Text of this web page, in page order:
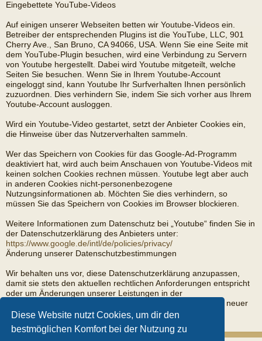
Diese Website nutzt Cookies, um dir den
bestmöglichen Komfort bei der Nutzung zu
Eingebettete YouTube-Videos
Auf einigen unserer Webseiten betten wir Youtube-Videos ein.
Betreiber der entsprechenden Plugins ist die YouTube, LLC, 901
Cherry Ave., San Bruno, CA 94066, USA. Wenn Sie eine Seite mit
dem YouTube-Plugin besuchen, wird eine Verbindung zu Servern
von Youtube hergestellt. Dabei wird Youtube mitgeteilt, welche
Seiten Sie besuchen. Wenn Sie in Ihrem Youtube-Account
eingeloggt sind, kann Youtube Ihr Surfverhalten Ihnen persönlich
zuzuordnen. Dies verhindern Sie, indem Sie sich vorher aus Ihrem
Youtube-Account ausloggen.
Wird ein Youtube-Video gestartet, setzt der Anbieter Cookies ein,
die Hinweise über das Nutzerverhalten sammeln.
Wer das Speichern von Cookies für das Google-Ad-Programm
deaktiviert hat, wird auch beim Anschauen von Youtube-Videos mit
keinen solchen Cookies rechnen müssen. Youtube legt aber auch
in anderen Cookies nicht-personenbezogene
Nutzungsinformationen ab. Möchten Sie dies verhindern, so
müssen Sie das Speichern von Cookies im Browser blockieren.
Weitere Informationen zum Datenschutz bei „Youtube“ finden Sie in
der Datenschutzerklärung des Anbieters unter:
https://www.google.de/intl/de/policies/privacy/
Änderung unserer Datenschutzbestimmungen
Wir behalten uns vor, diese Datenschutzerklärung anzupassen,
damit sie stets den aktuellen rechtlichen Anforderungen entspricht
oder um Änderungen unserer Leistungen in der
Datenschutzerklärung umzusetzen, z.B. bei der Einführung neuer
Services. Für Ihren erneuten Besuch gilt dann die neue
Datenschutzerklärung.